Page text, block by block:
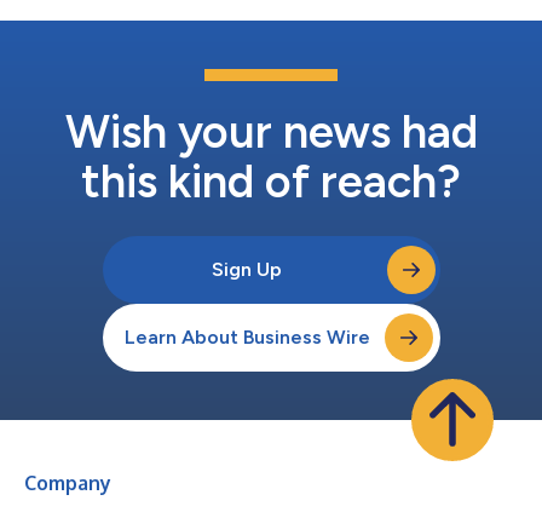
Wish your news had
this kind of reach?
Sign Up
Learn About Business Wire
Company